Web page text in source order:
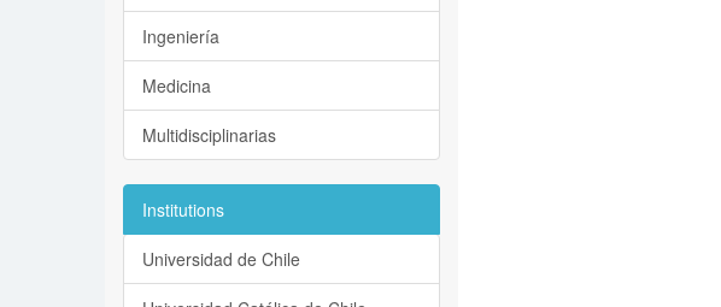
Ingeniería
Medicina
Multidisciplinarias
Institutions
Universidad de Chile